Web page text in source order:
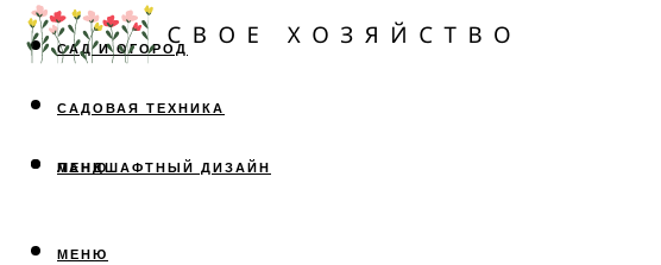
САД И ОГОРОД
САДОВАЯ ТЕХНИКА
ЛАНДШАФТНЫЙ ДИЗАЙН
МЕНЮ
МЕНЮ